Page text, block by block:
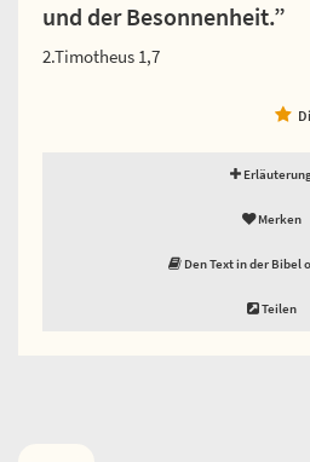
und der Besonnenheit.”
2.Timotheus 1,7
Merken
Den Text in der Bibel
Teilen